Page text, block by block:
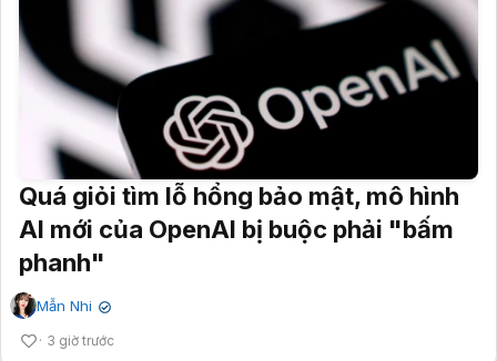
Quá giỏi tìm lỗ hổng bảo mật, mô hình
AI mới của OpenAI bị buộc phải "bấm
phanh"
Mẫn Nhi ✔
3 giờ trước